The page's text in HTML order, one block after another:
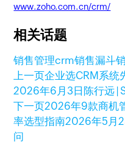
www.zoho.com.cn/crm/
相关话题
销售管理crm销售漏斗
上一页企业选CRM系统
2026年6月3日 陈行远 |
下一页2026年9款商机
率选型指南2026年5月
问